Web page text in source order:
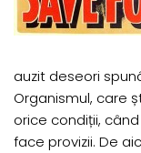
auzit deseori
Organismul, care
orice condiții,
face provizii. De